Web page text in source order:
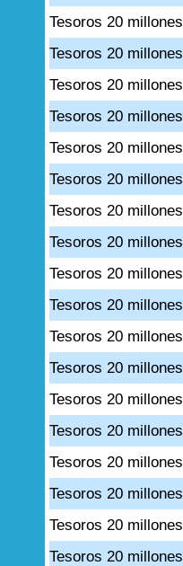
Tesoros 20 millones
Tesoros 20 millones
Tesoros 20 millones
Tesoros 20 millones
Tesoros 20 millones
Tesoros 20 millones
Tesoros 20 millones
Tesoros 20 millones
Tesoros 20 millones
Tesoros 20 millones
Tesoros 20 millones
Tesoros 20 millones
Tesoros 20 millones
Tesoros 20 millones
Tesoros 20 millones
Tesoros 20 millones
Tesoros 20 millones
Tesoros 20 millones